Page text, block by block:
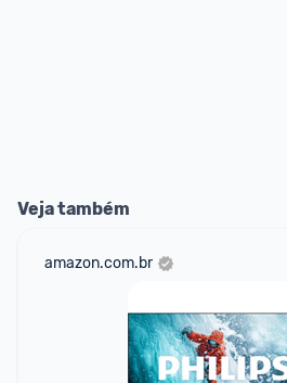
Veja também
amazon.com.br